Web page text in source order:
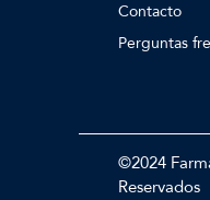
Contacto
Perguntas
©2024
Reservados